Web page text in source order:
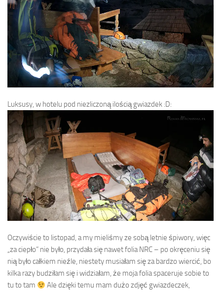
Luksusy, w hotelu pod niezliczoną ilością gwiazdek :D:
Oczywiście to listopad, a my mieliśmy ze sobą letnie śpiwory, więc
„za ciepło” nie było, przydała się nawet folia NRC – po okręceniu się
nią było całkiem nieźle, niestety musiałam się za bardzo wiercić, bo
kilka razy budziłam się i widziałam, że moja folia spaceruje sobie to
tu to tam
Ale dzięki temu mam dużo zdjęć gwiazdeczek,